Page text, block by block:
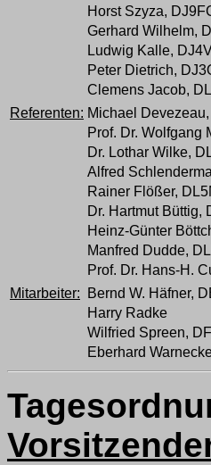
Horst Szyza,
Gerhard Wilhelm,
Ludwig Kalle,
Peter Dietrich,
Clemens Jacob,
Referenten: Michael
Prof. Dr. Wolfgang
Dr. Lothar Wilke,
Alfred
Rainer Flößer,
Dr. Hartmut Büttig,
Heinz-Günter
Manfred Dudde,
Prof. Dr. Hans-H.
Mitarbeiter:
Bernd W. Häfner,
Harry Radke
Wilfried Spreen,
Eberhard